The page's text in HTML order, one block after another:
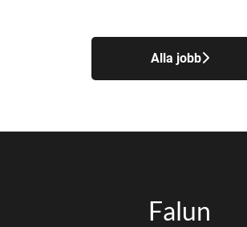
Alla jobb
Falun